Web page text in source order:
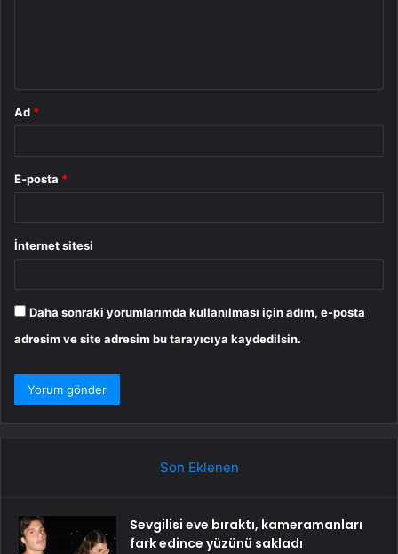
Ad *
E-posta *
İnternet sitesi
Daha sonraki yorumlarımda kullanılması için adım, e-posta
adresim ve site adresim bu tarayıcıya kaydedilsin.
Son Eklenen
Sevgilisi eve bıraktı, kameramanları
fark edince yüzünü sakladı